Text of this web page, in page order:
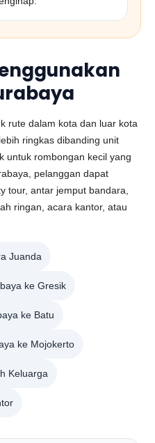
rute dalam kota dan luar kota
ringkas dibanding unit
untuk rombongan kecil yang
pelanggan dapat
tour, antar jemput bandara,
ringan, acara kantor, atau
Juanda
ke Gresik
ke Batu
ke Mojokerto
Keluarga